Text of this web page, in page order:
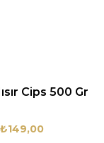
Cips 500 Gr
₺149,00